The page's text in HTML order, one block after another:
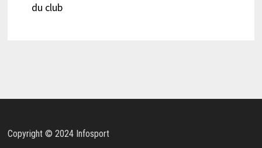
du club
Copyright © 2024 Infosport